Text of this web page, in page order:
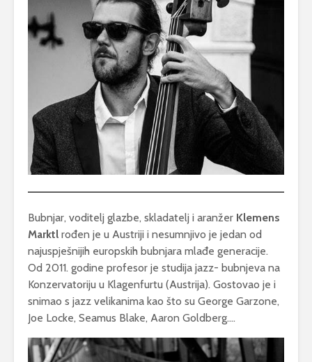
Bubnjar, voditelj glazbe, skladatelj i aranžer Klemens
Marktl rođen je u Austriji i nesumnjivo je jedan od
najuspješnijih europskih bubnjara mlađe generacije.
Od 2011. godine profesor je studija jazz- bubnjeva na
Konzervatoriju u Klagenfurtu (Austrija). Gostovao je i
snimao s jazz velikanima kao što su George Garzone,
Joe Locke, Seamus Blake, Aaron Goldberg….